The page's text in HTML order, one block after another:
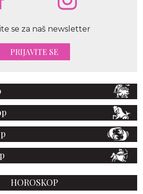
se za naš newsletter
PRIJAVITE SE
HOROSKOP